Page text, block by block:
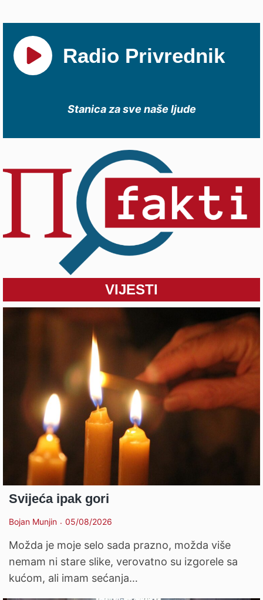
Radio Privrednik
Stanica za sve naše ljude
VIJESTI
Svijeća ipak gori
Bojan Munjin 05/08/2026
Možda je moje selo sada prazno, možda više
nemam ni stare slike, verovatno su izgorele sa
kućom, ali imam sećanja…